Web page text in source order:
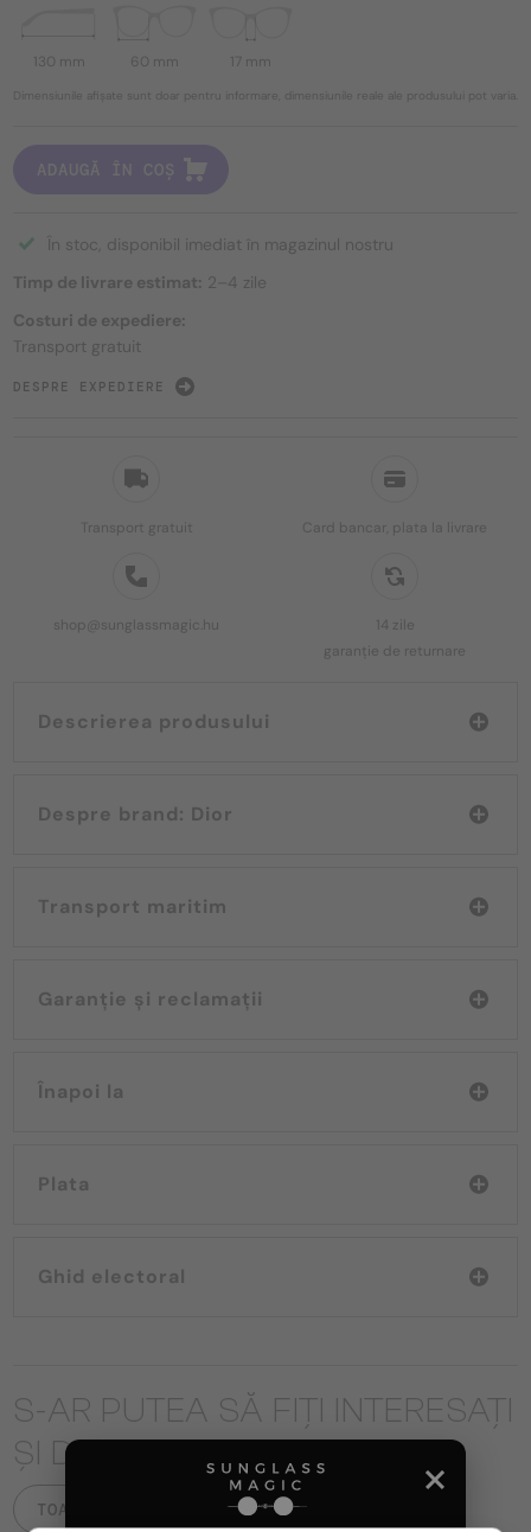
Transport gratuit Card bancar, plata la livrare
shop@sunglassmagic.hu
14 zile
garanție de returnare
Descrierea produsului
Despre brand: Dior
Transport maritim
Garanție și reclamații
Înapoi la
Plata
Ghid electoral
130 mm 60 mm 17 mm
Dimensiunile afișate sunt doar pentru informare, dimensiunile reale ale produsului pot varia.
ADAUGĂ ÎN COȘ
În stoc, disponibil imediat în magazinul nostru
Timp de livrare estimat: 2–4 zile
Costuri de expediere:
Transport gratuit
DESPRE EXPEDIERE
S-AR PUTEA SĂ FIȚI INTERESAȚI
ȘI DE
TOATE PRODUSELE